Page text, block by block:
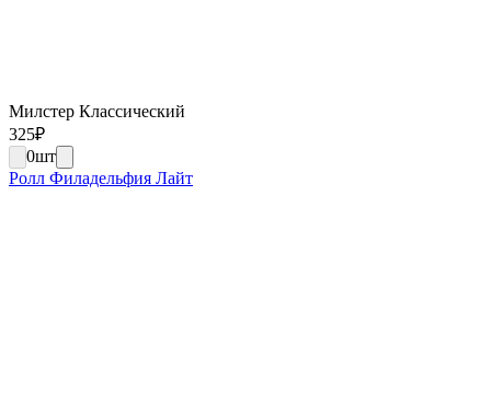
Милстер Классический
325₽
0шт
Ролл Филадельфия Лайт